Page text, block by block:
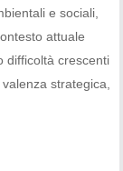
e sociali,
attuale
difficoltà crescenti
strategica,